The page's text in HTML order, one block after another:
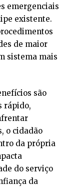
emergenciais
existente.
de maior
sistema mais
são
rápido,
o cidadão
da própria
do serviço
da